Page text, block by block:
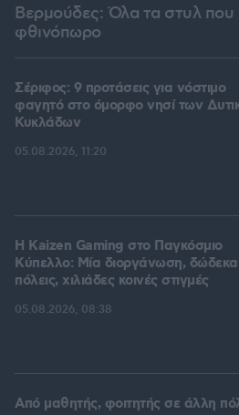
Βερμούδες: Όλα τα στυλ που
φθινόπωρο
Σέριφος: 9 προτάσεις για νόστιμο
φαγητό στο όμορφο νησί των
Κυκλάδων
05.08.2026, 11:20
H Kaizen Gaming στο Παγκόσμιο
Kύπελλο: Μία διοργάνωση, δώδεκα
πόλεις, χιλιάδες κοινές στιγμές
05.08.2026, 08:38
Από μαθητής, φοιτητής σε άλλη